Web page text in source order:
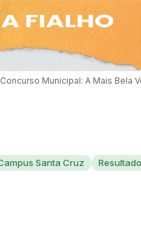
Municipal: A Mais Bela
Santa Cruz Resultado